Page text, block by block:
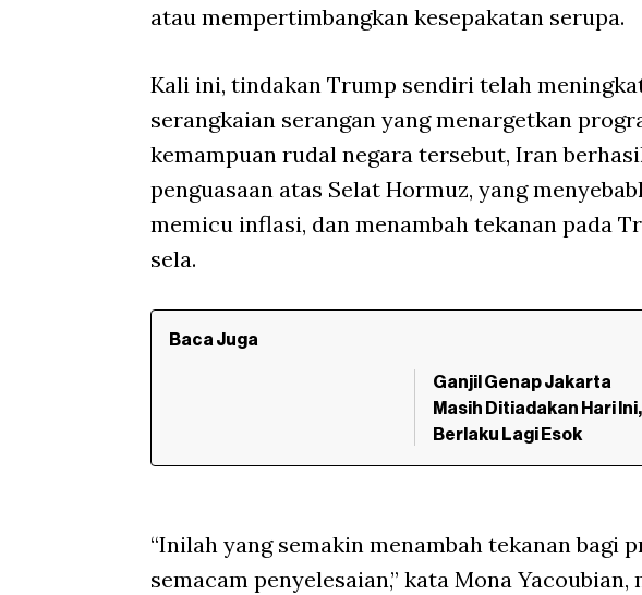
atau mempertimbangkan kesepakatan serupa.
Kali ini, tindakan Trump sendiri telah
serangkaian serangan yang menargetkan
kemampuan rudal negara tersebut, Iran
penguasaan atas Selat Hormuz, yang
memicu inflasi, dan menambah tekanan pada
sela.
Baca Juga
Ganjil Genap Jakarta
Masih Ditiadakan Hari Ini,
Berlaku Lagi Esok
“Inilah yang semakin menambah tekanan bagi
semacam penyelesaian,” kata Mona